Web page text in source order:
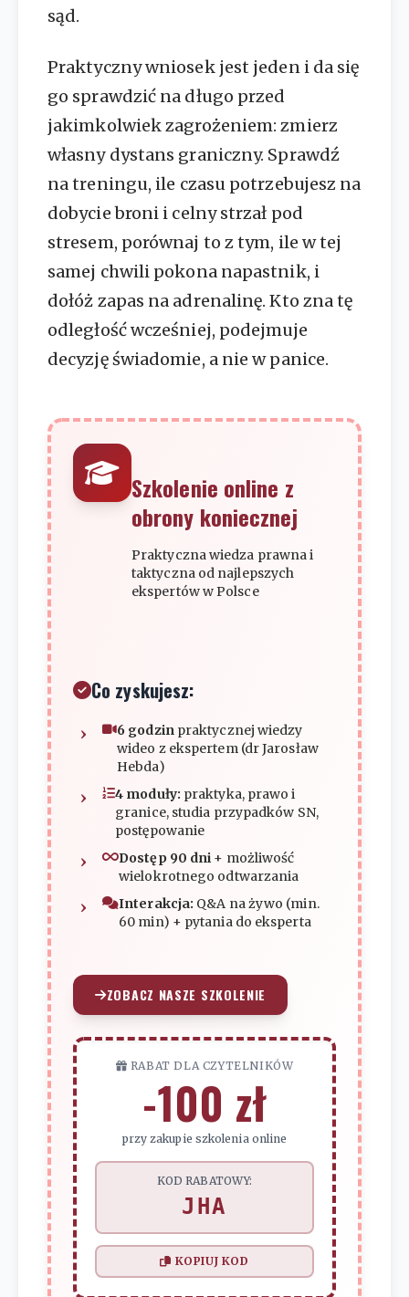
sąd.
Praktyczny wniosek jest jeden i da się
go sprawdzić na długo przed
jakimkolwiek zagrożeniem: zmierz
własny dystans graniczny. Sprawdź
na treningu, ile czasu potrzebujesz na
dobycie broni i celny strzał pod
stresem, porównaj to z tym, ile w tej
samej chwili pokona napastnik, i
dołóż zapas na adrenalinę. Kto zna tę
odległość wcześniej, podejmuje
decyzję świadomie, a nie w panice.
Szkolenie online z
obrony koniecznej
Praktyczna wiedza prawna i
taktyczna od najlepszych
ekspertów w Polsce
Co zyskujesz:
6 godzinpraktycznej wiedzy
wideo z ekspertem (dr Jarosław
Hebda)
4 moduły: praktyka, prawo i
granice, studia przypadków SN,
postępowanie
Dostęp 90 dni + możliwość
wielokrotnego odtwarzania
Interakcja: Q&A na żywo (min.
60 min) + pytania do eksperta
ZOBACZ NASZE SZKOLENIE
RABAT DLA CZYTELNIKÓW
-100 zł
przy zakupie szkolenia online
KOD RABATOWY:
JHA
KOPIUJ KOD